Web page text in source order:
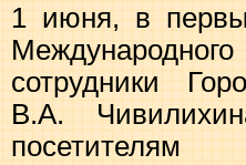
1 июня, в
сотрудники
В.А.